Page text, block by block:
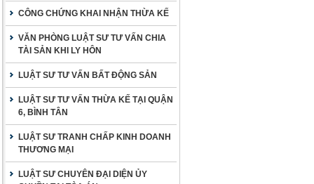
CÔNG CHỨNG KHAI NHẬN THỪA KẾ
VĂN PHÒNG LUẬT SƯ TƯ VẤN CHIA
TÀI SẢN KHI LY HÔN
LUẬT SƯ TƯ VẤN BẤT ĐỘNG SẢN
LUẬT SƯ TƯ VẤN THỪA KẾ TẠI QUẬN
6, BÌNH TÂN
LUẬT SƯ TRANH CHẤP KINH DOANH
THƯƠNG MẠI
LUẬT SƯ CHUYÊN ĐẠI DIỆN ỦY